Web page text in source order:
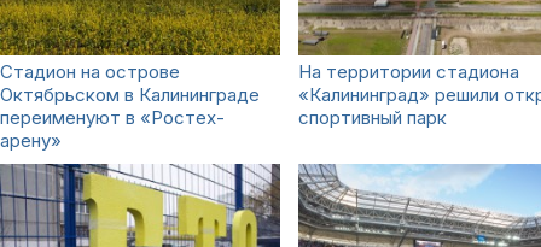
Cтадион на острове
Октябрьском в Калининграде
переименуют в «Ростех-
арену»
На территории стадиона
«Калининград» решили
спортивный парк